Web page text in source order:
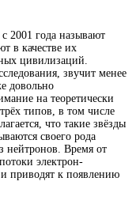
2001 года называют
в качестве их
цивилизаций.
звучит менее
довольно
на теоретически
типов, в том числе
что такие звёзды
своего рода
нейтронов. Время от
электрон-
приводят к появлению